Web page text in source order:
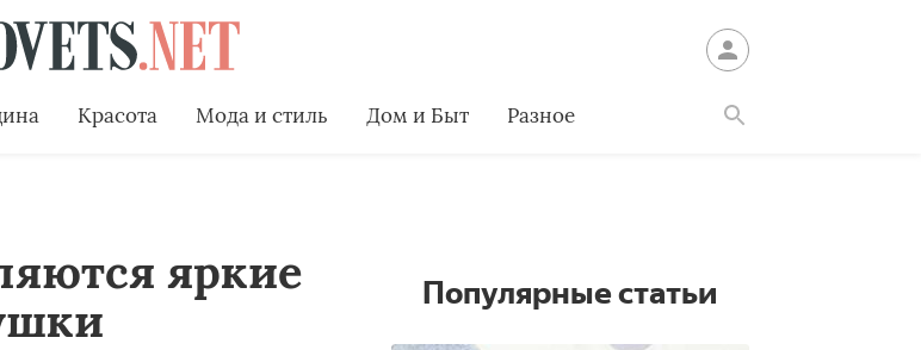
Красота Мода и стиль Дом и Быт Разное
яркие
Популярные статьи